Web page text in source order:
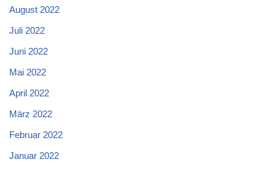
August 2022
Juli 2022
Juni 2022
Mai 2022
April 2022
März 2022
Februar 2022
Januar 2022